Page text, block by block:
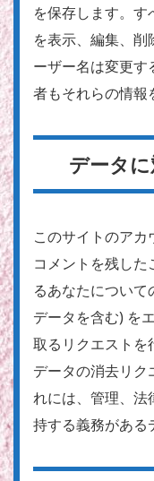
を保存します。
を表示、編集、
ーザー名は変更す
者もそれらの情報
データ
このサイトのア
コメントを残し
るあなたについ
データを含む) を
取るリクエストを
データの消去リク
れには、管理、法
持する義務がある